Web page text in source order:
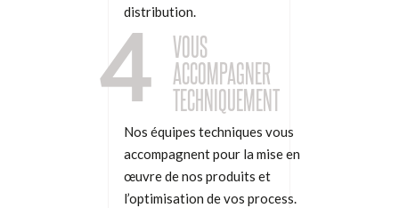
distribution.
4
VOUS
ACCOMPAGNER
TECHNIQUEMENT
Nos équipes techniques vous
accompagnent pour la mise en
œuvre de nos produits et
l’optimisation de vos process.